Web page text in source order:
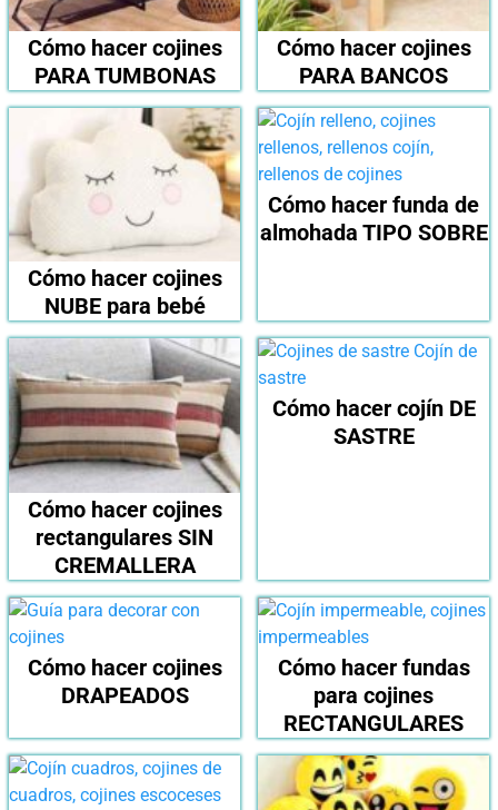
Cómo hacer cojines
PARA TUMBONAS
Cómo hacer cojines
PARA BANCOS
Cómo hacer cojines
NUBE para bebé
Cómo hacer funda de
almohada TIPO SOBRE
Cómo hacer cojines
rectangulares SIN
CREMALLERA
Cómo hacer cojín DE
SASTRE
Cómo hacer cojines
DRAPEADOS
Cómo hacer fundas
para cojines
RECTANGULARES